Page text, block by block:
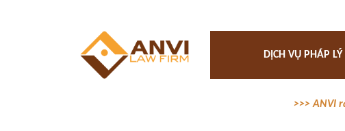
DỊCH VỤ PHÁP LÝ
>>> ANVI